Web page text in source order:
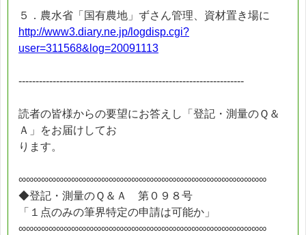
５．農水省「国有農地」ずさん管理、資材置き場に
http://www3.diary.ne.jp/logdisp.cgi?
user=311568&log=20091113
------------------------------------------------------------------
読者の皆様からの要望にお答えし「登記・測量のＱ＆
Ａ」をお届けしてお
ります。
∞∞∞∞∞∞∞∞∞∞∞∞∞∞∞∞∞∞∞∞∞∞∞∞∞∞∞∞∞∞∞∞∞
◆登記・測量のＱ＆Ａ 第０９８号
「１点のみの筆界特定の申請は可能か」
∞∞∞∞∞∞∞∞∞∞∞∞∞∞∞∞∞∞∞∞∞∞∞∞∞∞∞∞∞∞∞∞∞